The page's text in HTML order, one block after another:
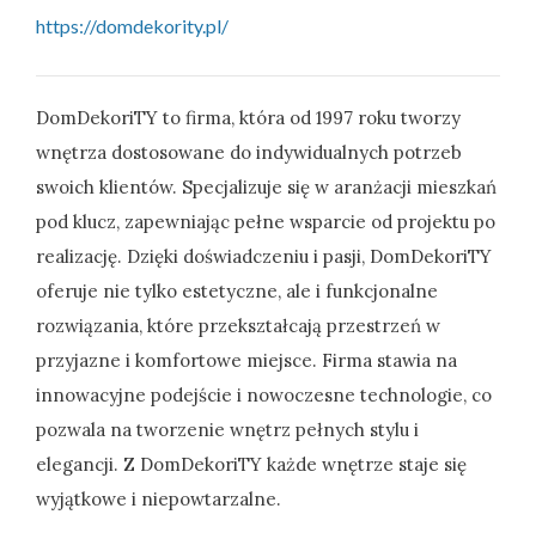
https://domdekority.pl/
DomDekoriTY to firma, która od 1997 roku tworzy
wnętrza dostosowane do indywidualnych potrzeb
swoich klientów. Specjalizuje się w aranżacji mieszkań
pod klucz, zapewniając pełne wsparcie od projektu po
realizację. Dzięki doświadczeniu i pasji, DomDekoriTY
oferuje nie tylko estetyczne, ale i funkcjonalne
rozwiązania, które przekształcają przestrzeń w
przyjazne i komfortowe miejsce. Firma stawia na
innowacyjne podejście i nowoczesne technologie, co
pozwala na tworzenie wnętrz pełnych stylu i
elegancji. Z DomDekoriTY każde wnętrze staje się
wyjątkowe i niepowtarzalne.